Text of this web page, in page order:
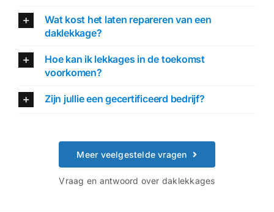
Wat kost het laten repareren van een
daklekkage?
Hoe kan ik lekkages in de toekomst
voorkomen?
Zijn jullie een gecertificeerd bedrijf?
Meer veelgestelde vragen
Vraag en antwoord over daklekkages